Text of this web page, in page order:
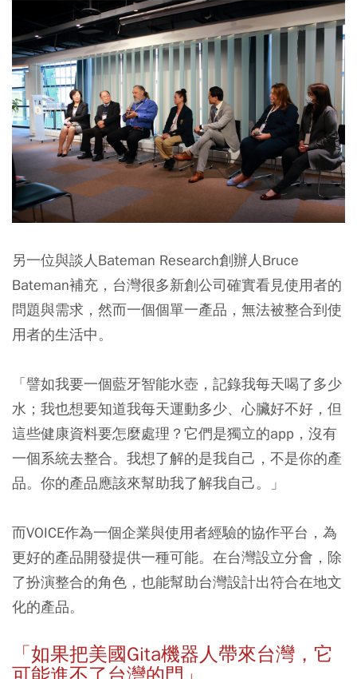
另一位與談人Bateman Research創辦人Bruce
Bateman補充，台灣很多新創公司確實看見使用者的
問題與需求，然而一個個單一產品，無法被整合到使
用者的生活中。
「譬如我要一個藍牙智能水壺，記錄我每天喝了多少
水；我也想要知道我每天運動多少、心臟好不好，但
這些健康資料要怎麼處理？它們是獨立的app，沒有
一個系統去整合。 我想了解的是我自己，不是你的產
品。你的產品應該來幫助我了解我自己。」
而VOICE作為一個企業與使用者經驗的協作平台，為
更好的產品開發提供一種可能。在台灣設立分會，除
了扮演整合的角色，也能幫助台灣設計出符合在地文
化的產品。
「如果把美國Gita機器人帶來台灣，它